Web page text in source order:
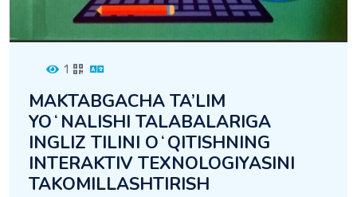
1
MAKTABGACHA TA’LIM
YOʻNALISHI TALABALARIGA
INGLIZ TILINI OʻQITISHNING
INTERAKTIV TEXNOLOGIYASINI
TAKOMILLASHTIRISH